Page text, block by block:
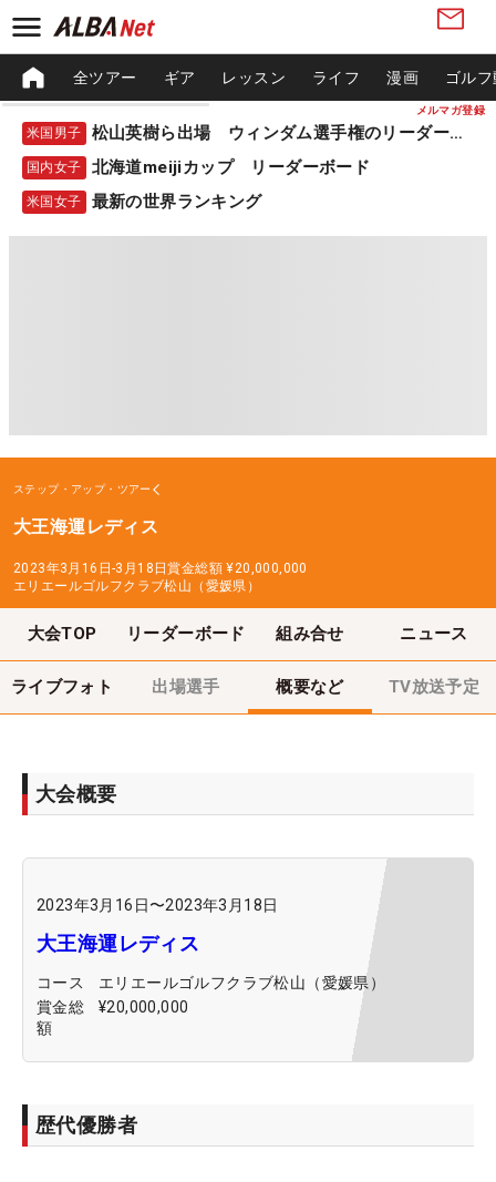
メルマガ登録
全ツアー ギア レッスン ライフ 漫画 ゴル
米国男子 松山英樹ら出場 ウィンダム選手権のリーダーボード
国内女子 北海道meijiカップ リーダーボード
米国女子 最新の世界ランキング
ステップ・アップ・ツアー
大王海運レディス
2023年3月16日-3月18日賞金総額 ¥20,000,000
エリエールゴルフクラブ松山（愛媛県）
大会TOP リーダーボード 組み合せ ニュース
ライブフォト 出場選手 概要など TV放送予定
大会概要
2023年3月16日〜2023年3月18日
大王海運レディス
コース
エリエールゴルフクラブ松山（愛媛県）
賞金総
額
¥20,000,000
歴代優勝者